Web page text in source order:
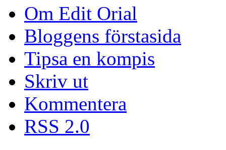
Om Edit Orial
Bloggens förstasida
Tipsa en kompis
Skriv ut
Kommentera
RSS 2.0